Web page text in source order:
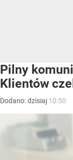
Pilny
Klientów
Dodano:dzisiaj 10:50